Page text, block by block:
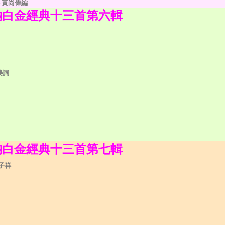
尚偉編
金經典十三首第六輯
詞
金經典十三首第七輯
祥